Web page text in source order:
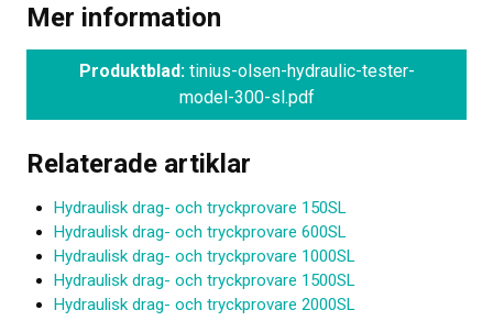
Mer information
Produktblad:tinius-olsen-hydraulic-tester-
model-300-sl.pdf
Relaterade artiklar
Hydraulisk drag- och tryckprovare 150SL
Hydraulisk drag- och tryckprovare 600SL
Hydraulisk drag- och tryckprovare 1000SL
Hydraulisk drag- och tryckprovare 1500SL
Hydraulisk drag- och tryckprovare 2000SL